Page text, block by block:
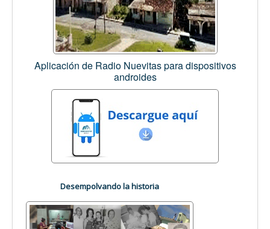
Aplicación de Radio Nuevitas para dispositivos
androides
Desempolvando la historia